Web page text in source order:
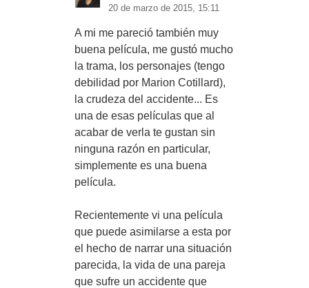
20 de marzo de 2015, 15:11
A mi me pareció también muy
buena película, me gustó mucho
la trama, los personajes (tengo
debilidad por Marion Cotillard),
la crudeza del accidente... Es
una de esas películas que al
acabar de verla te gustan sin
ninguna razón en particular,
simplemente es una buena
película.
Recientemente vi una película
que puede asimilarse a esta por
el hecho de narrar una situación
parecida, la vida de una pareja
que sufre un accidente que